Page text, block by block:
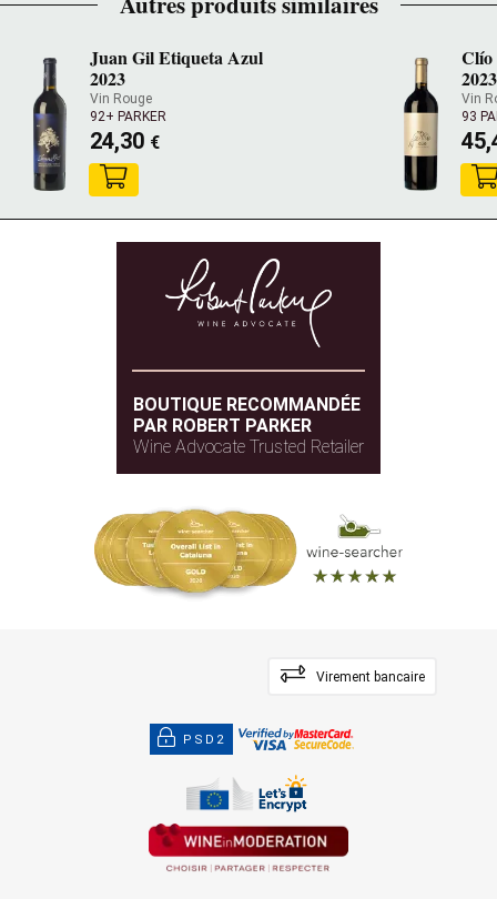
Juan Gil Etiqueta Azul
2023
Vin Rouge
92+ PARKER
24,30 €
Clío
2023
Vin
93
BOUTIQUE RECOMMANDÉE
PAR ROBERT PARKER
Wine Advocate Trusted Retailer
Virement bancaire
PSD2